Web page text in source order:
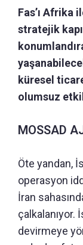
Fas’ı Afrika
stratejik
küresel
olumsuz
MOSSAD
Öte yandan,
operasyon
İran
çalkalanıyor.
devirmeye